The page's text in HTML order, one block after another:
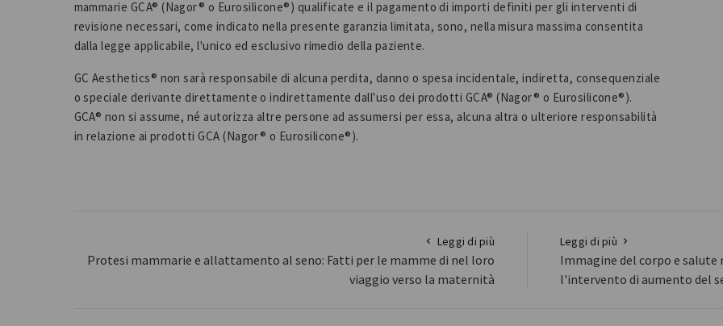
mammarie GCA® (Nagor® o Eurosilicone®) qualificate e il pagamento di importi definiti per gli interventi di
revisione necessari, come indicato nella presente garanzia limitata, sono, nella misura massima consentita
dalla legge applicabile, l'unico ed esclusivo rimedio della paziente.
GC Aesthetics® non sarà responsabile di alcuna perdita, danno o spesa incidentale, indiretta, consequenziale
o speciale derivante direttamente o indirettamente dall'uso dei prodotti GCA® (Nagor® o Eurosilicone®).
GCA® non si assume, né autorizza altre persone ad assumersi per essa, alcuna altra o ulteriore responsabilità
in relazione ai prodotti GCA (Nagor® o Eurosilicone®).
Leggi di più
Protesi mammarie e allattamento al seno: Fatti per le mamme di nel loro
viaggio verso la maternità
Leggi di più
Immagine del corpo e
l'intervento di aumento del